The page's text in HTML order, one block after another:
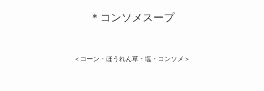
＊コンソメスープ
＜コーン・ほうれん草・塩・コンソメ＞